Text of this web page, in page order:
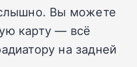
Вы можете
карту — всё
на задней